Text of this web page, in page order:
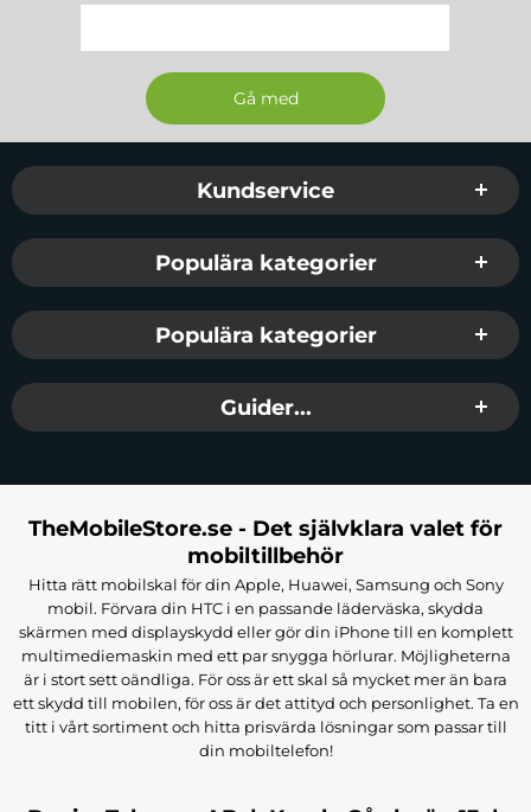
Sidfot Blandad info och länkar
Kundservice
Populära kategorier
Populära kategorier
Guider...
TheMobileStore.se - Det självklara valet för
mobiltillbehör
Hitta rätt mobilskal för din Apple, Huawei, Samsung och Sony
mobil. Förvara din HTC i en passande läderväska, skydda
skärmen med displayskydd eller gör din iPhone till en komplett
multimediemaskin med ett par snygga hörlurar. Möjligheterna
är i stort sett oändliga. För oss är ett skal så mycket mer än bara
ett skydd till mobilen, för oss är det attityd och personlighet. Ta en
titt i vårt sortiment och hitta prisvärda lösningar som passar till
din mobiltelefon!